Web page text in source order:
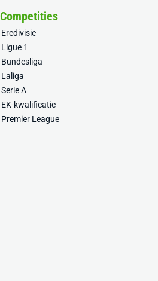
Competities
Eredivisie
Ligue 1
Bundesliga
Laliga
Serie A
EK-kwalificatie
Premier League